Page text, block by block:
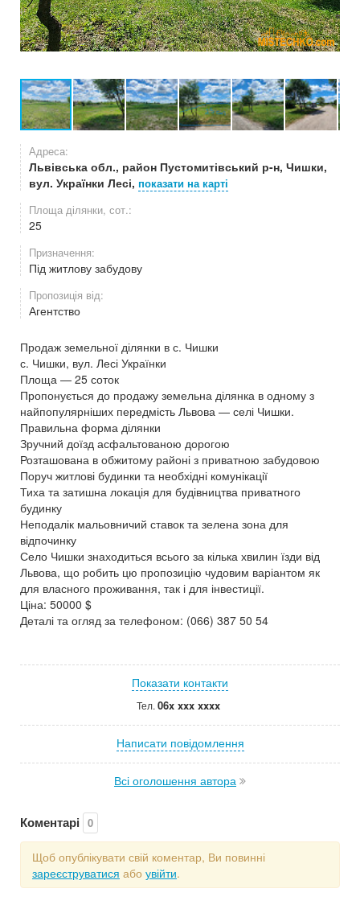
Адреса:
Львівська обл., район Пустомитівський р-н, Чишки,
вул. Українки Лесі, показати на карті
Площа ділянки, сот.:
25
Призначення:
Під житлову забудову
Пропозиція від:
Агентство
Продаж земельної ділянки в с. Чишки
с. Чишки, вул. Лесі Українки
Площа — 25 соток
Пропонується до продажу земельна ділянка в одному з
найпопулярніших передмість Львова — селі Чишки.
Правильна форма ділянки
Зручний доїзд асфальтованою дорогою
Розташована в обжитому районі з приватною забудовою
Поруч житлові будинки та необхідні комунікації
Тиха та затишна локація для будівництва приватного
будинку
Неподалік мальовничий ставок та зелена зона для
відпочинку
Село Чишки знаходиться всього за кілька хвилин їзди від
Львова, що робить цю пропозицію чудовим варіантом як
для власного проживання, так і для інвестиції.
Ціна: 50000 $
Деталі та огляд за телефоном: (066) 387 50 54
Показати контакти
Тел.06x xxx xxxx
Написати повідомлення
Всі оголошення автора
Коментарі 0
Щоб опублікувати свій коментар, Ви повинні
зареєструватися або увійти.